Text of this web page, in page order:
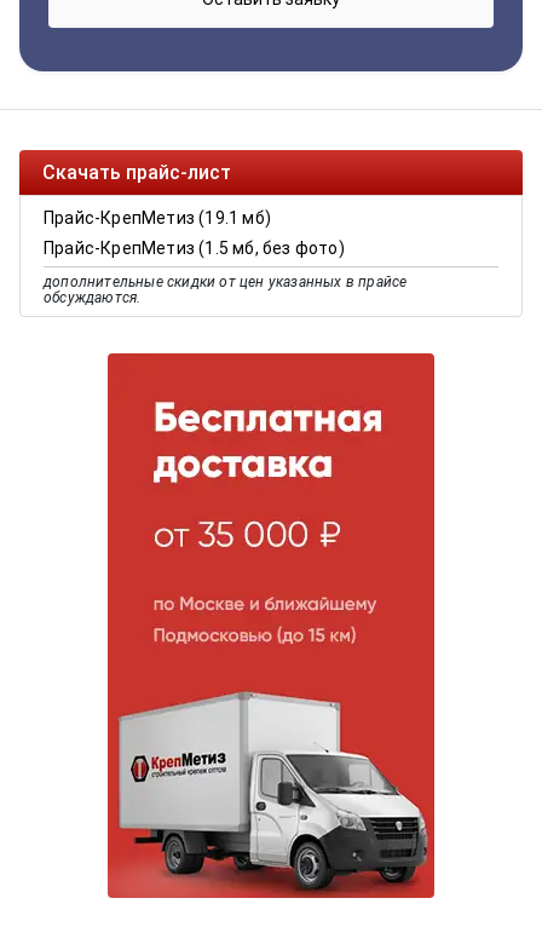
Скачать прайс-лист
Прайс-КрепМетиз (19.1 мб)
Прайс-КрепМетиз (1.5 мб, без фото)
дополнительные скидки от цен указанных в прайсе
обсуждаются.